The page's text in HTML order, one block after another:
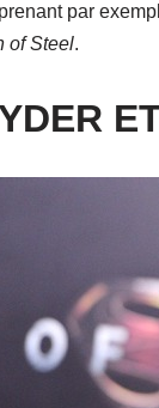
par
of Steel.